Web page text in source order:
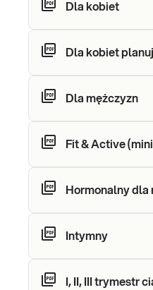
Dla kobiet
Dla kobiet
Dla mężczyzn
Fit & Active
Hormonalny dla
Intymny
I, II, III trymestr